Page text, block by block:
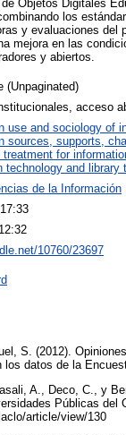
Objetos Digitales
los
y evaluaciones
mejora en las
y abiertos.
(Unpaginated)
acceso
use and sociology of
sources, supports,
treatment for
technology and library
de la Información
10760/23697
S. (2012).
los datos de la
A., Deco, C., y
Públicas del
article/view/130